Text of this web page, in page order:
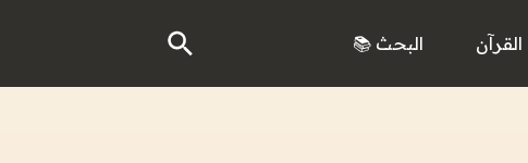
القرآن البحث 📚